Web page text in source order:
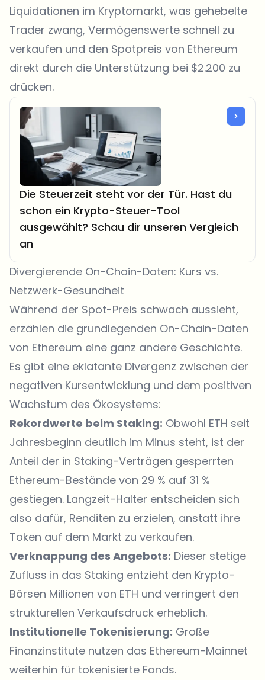
Liquidationen im Kryptomarkt, was gehebelte
Trader zwang, Vermögenswerte schnell zu
verkaufen und den Spotpreis von Ethereum
direkt durch die Unterstützung bei $2.200 zu
drücken.
Die Steuerzeit steht vor der Tür. Hast du
schon ein Krypto-Steuer-Tool
ausgewählt? Schau dir unseren Vergleich
an
Divergierende On-Chain-Daten: Kurs vs.
Netzwerk-Gesundheit
Während der Spot-Preis schwach aussieht,
erzählen die grundlegenden On-Chain-Daten
von Ethereum eine ganz andere Geschichte.
Es gibt eine eklatante Divergenz zwischen der
negativen Kursentwicklung und dem positiven
Wachstum des Ökosystems:
Rekordwerte beim Staking: Obwohl ETH seit
Jahresbeginn deutlich im Minus steht, ist der
Anteil der in Staking-Verträgen gesperrten
Ethereum-Bestände von 29 % auf 31 %
gestiegen. Langzeit-Halter entscheiden sich
also dafür, Renditen zu erzielen, anstatt ihre
Token auf dem Markt zu verkaufen.
Verknappung des Angebots: Dieser stetige
Zufluss in das Staking entzieht den Krypto-
Börsen Millionen von ETH und verringert den
strukturellen Verkaufsdruck erheblich.
Institutionelle Tokenisierung: Große
Finanzinstitute nutzen das Ethereum-Mainnet
weiterhin für tokenisierte Fonds.